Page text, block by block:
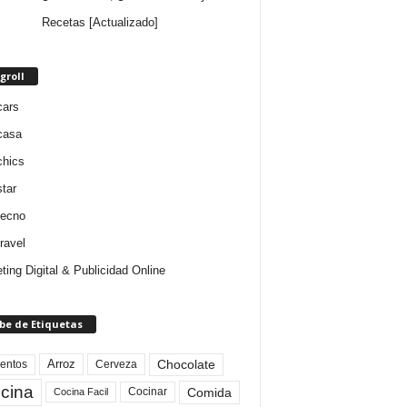
Recetas [Actualizado]
Digital & Publicidad Online
de Etiquetas
Arroz Cerveza Chocolate
Cocina Facil Cocinar Comida